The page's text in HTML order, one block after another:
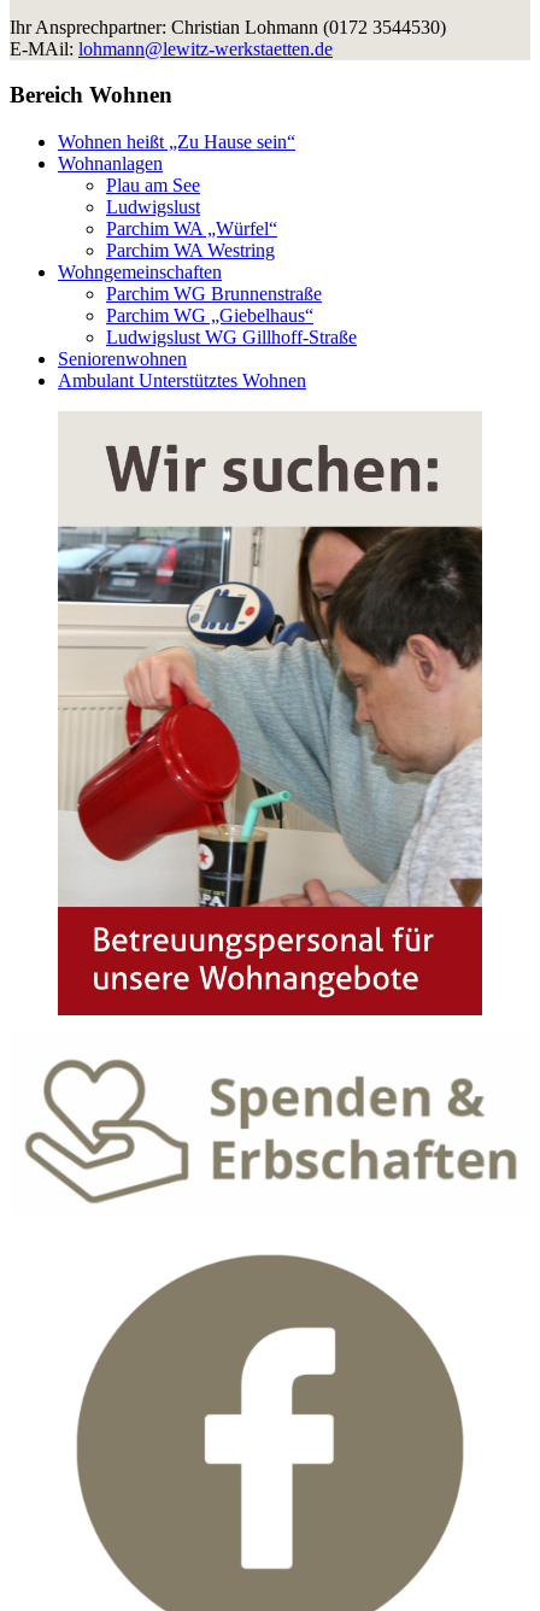
Ihr Ansprechpartner: Christian Lohmann (0172 3544530)
E-MAil: lohmann@lewitz-werkstaetten.de
Bereich Wohnen
Wohnen heißt „Zu Hause sein“
Wohnanlagen
Plau am See
Ludwigslust
Parchim WA „Würfel“
Parchim WA Westring
Wohngemeinschaften
Parchim WG Brunnenstraße
Parchim WG „Giebelhaus“
Ludwigslust WG Gillhoff-Straße
Seniorenwohnen
Ambulant Unterstütztes Wohnen